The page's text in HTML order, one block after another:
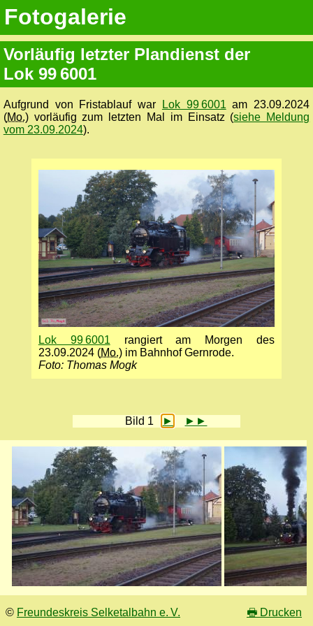
Fotogalerie
Vorläufig letzter Plandienst der
Lok 99 6001
Aufgrund von Fristablauf war Lok 99 6001 am 23.09.2024
(Mo.) vorläufig zum letzten Mal im Einsatz (siehe Meldung
vom 23.09.2024).
Lok 99 6001 rangiert am Morgen des
23.09.2024 (Mo.) im Bahnhof Gernrode.
Foto: Thomas Mogk
Bild 1 ► ►►
© Freundeskreis Selketalbahn e. V. 🖶 Drucken